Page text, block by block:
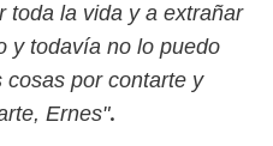
toda la vida y a extrañar
y todavía no lo puedo
cosas por contarte y
Ernes".